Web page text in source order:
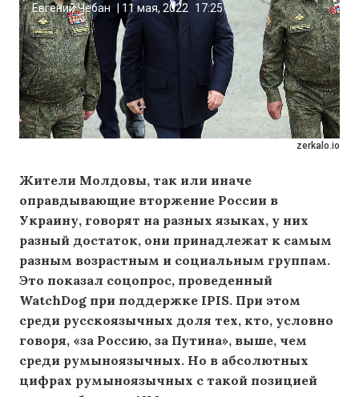
zerkalo.io
Евгений Чебан 11 мая, 2022 17:25
Жители Молдовы, так или иначе
оправдывающие вторжение России в
Украину, говорят на разных языках, у них
разный достаток, они принадлежат к самым
разным возрастным и социальным группам.
Это показал соцопрос, проведенный
WatchDog при поддержке IPIS. При этом
среди русскоязычных доля тех, кто, условно
говоря, «за Россию, за Путина», выше, чем
среди румыноязычных. Но в абсолютных
цифрах румыноязычных с такой позицией